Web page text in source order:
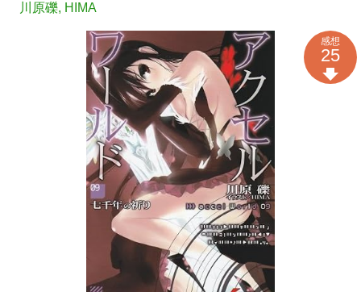
川原礫, HIMA
感想
25